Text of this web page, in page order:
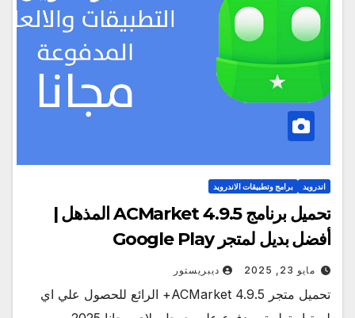
اندرويد برامج وتطبيقات الاندرويد
تحميل برنامج ACMarket 4.9.5 المذهل |
أفضل بديل لمتجر Google Play
مايو 23, 2025 ديبريستور
تحميل متجر ACMarket 4.9.5+ الرائع للحصول علي اي